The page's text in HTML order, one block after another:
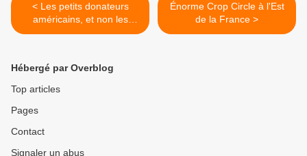
< Les petits donateurs
américains, et non les
Français, financent la
Énorme Crop Circle à l'Est
de la France >
Hébergé par Overblog
Top articles
Pages
Contact
Signaler un abus